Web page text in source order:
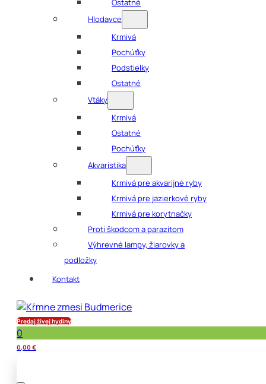
Ostatné
Hlodavce
Krmivá
Pochúťky
Podstielky
Ostatné
Vtáky
Krmivá
Ostatné
Pochúťky
Akvaristika
Krmivá pre akvarijné ryby
Krmivá pre jazierkové ryby
Krmivá pre korytnačky
Proti škodcom a parazitom
Výhrevné lampy, žiarovky a
podložky
Kontakt
Predaj živej hydiny
0
0,00 €